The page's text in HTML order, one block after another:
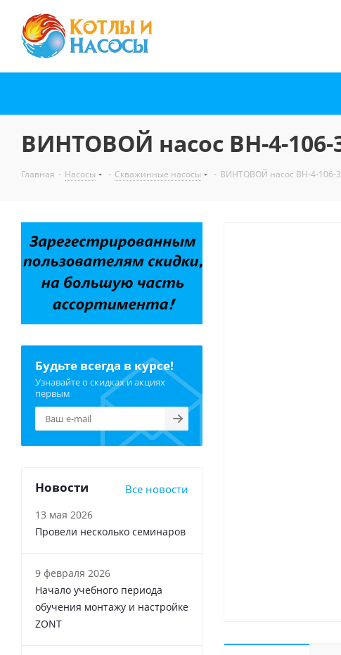
ВИНТОВОЙ насос ВН-4-106-
Главная - Насосы - Скважинные насосы - ВИНТОВОЙ насос ВН-4-106-
Будьте всегда в курсе!
Узнавайте о скидках и акциях
первым
Новости Все новости
13 мая 2026
Провели несколько семинаров
9 февраля 2026
Начало учебного периода
обучения монтажу и настройке
ZONT